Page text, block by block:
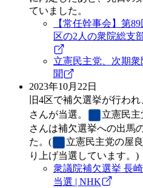
ていました。
【常任幹事会】第
区の2人の衆院総支
立憲民主党、次期
聞
2023年10月22日
旧4区で補欠選挙が行われ
さんが当選。
立憲民主
さんは補欠選挙への出馬
た。(
立憲民主党の屋
り上げ当選しています。)
衆議院補欠選挙 長
当選 | NHK